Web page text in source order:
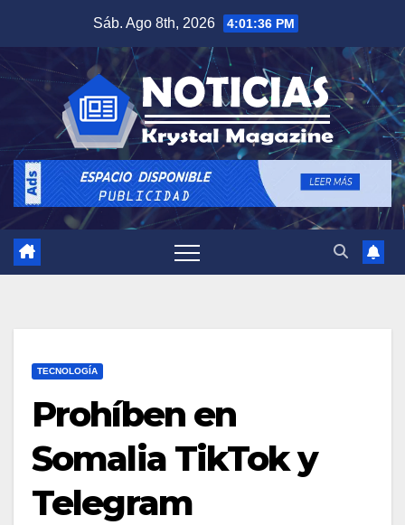
contenido
Sáb. Ago 8th, 2026 4:01:37 PM
TECNOLOGÍA
Prohíben en
Somalia TikTok y
Telegram